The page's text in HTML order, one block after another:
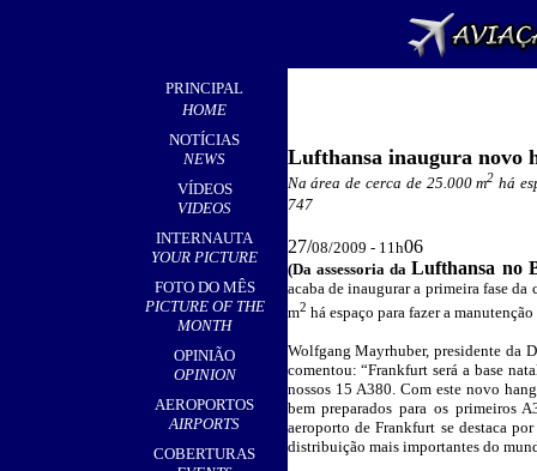
PRINCIPAL
HOME
NOTÍCIAS
NEWS
VÍDEOS
VIDEOS
INTERNAUTA
YOUR PICTURE
FOTO DO MÊS
PICTURE OF THE
MONTH
OPINIÃO
OPINION
AEROPORTOS
AIRPORTS
COBERTURAS
Lufthansa inaugura novo
Na área de cerca de 25.000 m2 há
747
27/08/2009 - 11h06
(Da assessoria daLufthansa no
acaba de inaugurar a primeira fase
m2 há espaço para fazer a
Wolfgang Mayrhuber, presidente da
comentou: “Frankfurt será a base
nossos 15 A380. Com este novo
bem preparados para os primeiros
aeroporto de Frankfurt se destaca
distribuição mais importantes do